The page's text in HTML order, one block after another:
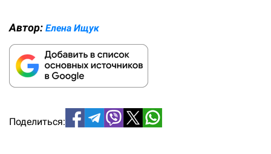
Автор: Елена Ищук
Поделиться: